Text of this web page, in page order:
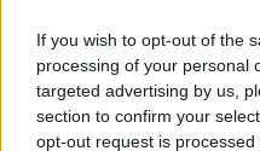
If you wish to opt-out of the
processing of your personal
targeted advertising by us,
section to confirm your
opt-out request is
Εδώ για σας
Εάν αντιμετωπίζετε
περιεχόμενο στο
οποιοδήποτε μέρος του
επικοινωνήστε μαζί μας